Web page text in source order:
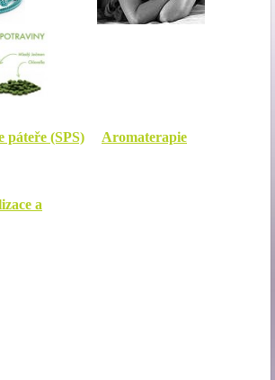
páteře (SPS)
Aromaterapie
a